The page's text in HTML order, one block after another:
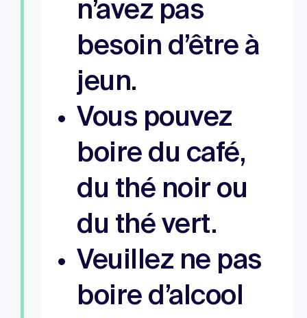
n’avez pas
besoin d’être à
jeun.
Vous pouvez
boire du café,
du thé noir ou
du thé vert.
Veuillez ne pas
boire d’alcool